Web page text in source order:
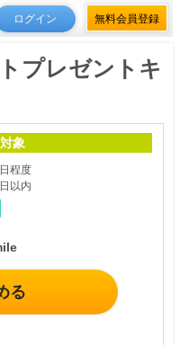
ログイン 無料会員登録
プレゼントキ
象
程度
以内
る